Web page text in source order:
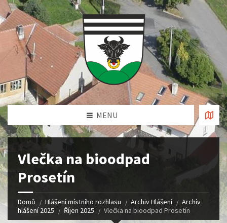
MENU
Vlečka na bioodpad
Prosetín
Domů Hlášení místního rozhlasu Archiv Hlášení
Archív
hlášení 2025
Říjen 2025 Vlečka na bioodpad Prosetín